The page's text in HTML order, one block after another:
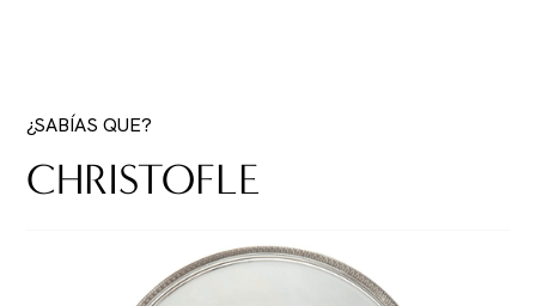
¿SABÍAS QUE?
CHRISTOFLE